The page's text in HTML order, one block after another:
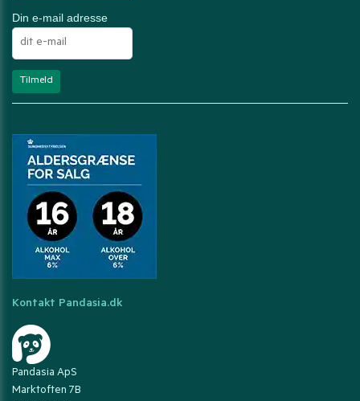
Din e-mail adresse
Kontakt Pandasia.dk
Pandasia ApS
Marktoften 7B